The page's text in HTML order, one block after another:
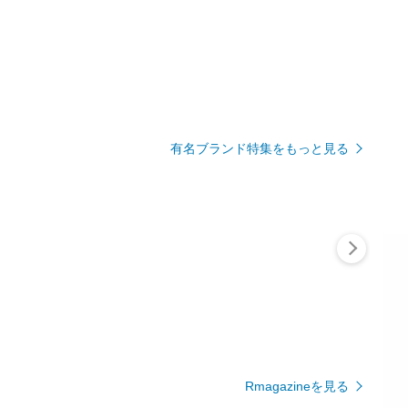
有名ブランド特集をもっと見る
Rmagazineを見る